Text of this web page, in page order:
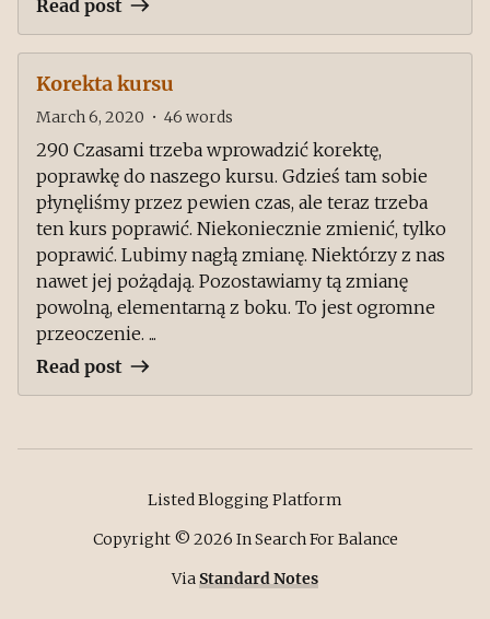
Read post
Korekta kursu
March 6, 2020 • 46 words
290 Czasami trzeba wprowadzić korektę,
poprawkę do naszego kursu. Gdzieś tam sobie
płynęliśmy przez pewien czas, ale teraz trzeba
ten kurs poprawić. Niekoniecznie zmienić, tylko
poprawić. Lubimy nagłą zmianę. Niektórzy z nas
nawet jej pożądają. Pozostawiamy tą zmianę
powolną, elementarną z boku. To jest ogromne
przeoczenie. ...
Read post
Listed Blogging Platform
Copyright © 2026 In Search For Balance
ViaStandard Notes